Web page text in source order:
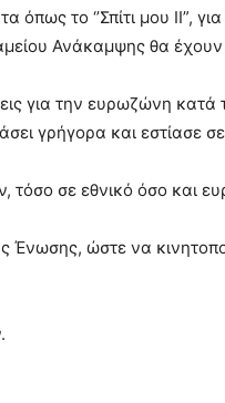
το ‘’Σπίτι μου ΙΙ”,
Ανάκαμψης θα έχουν
για την ευρωζώνη
γρήγορα και εστίασε
σε εθνικό όσο και
ώστε να